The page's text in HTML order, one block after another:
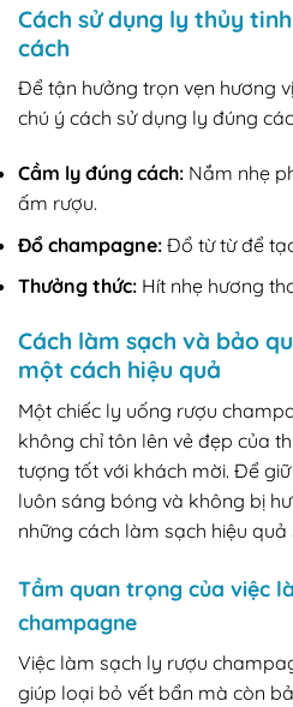
Cách sử dụng ly thủy
cách
Để tận hưởng trọn vẹn hương
chú ý cách sử dụng ly đúng
Cầm ly đúng cách: Nắm nhẹ
ấm rượu.
Đổ champagne: Đổ từ từ để
Thưởng thức: Hít nhẹ hương
Cách làm sạch và bảo
một cách hiệu quả
Một chiếc ly uống rượu
không chỉ tôn lên vẻ đẹp của
tượng tốt với khách mời. Để
luôn sáng bóng và không bị
những cách làm sạch hiệu quả
Tầm quan trọng của việc
champagne
Việc làm sạch ly rượu
giúp loại bỏ vết bẩn mà còn